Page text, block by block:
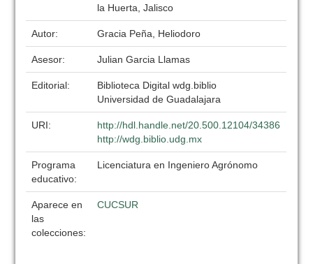
la Huerta, Jalisco
Autor: Gracia Peña, Heliodoro
Asesor: Julian Garcia Llamas
Editorial:
Biblioteca Digital wdg.biblio
Universidad de Guadalajara
URI:
http://hdl.handle.net/20.500.12104/34386
http://wdg.biblio.udg.mx
Programa
educativo:
Licenciatura en Ingeniero Agrónomo
Aparece en
las
colecciones:
CUCSUR